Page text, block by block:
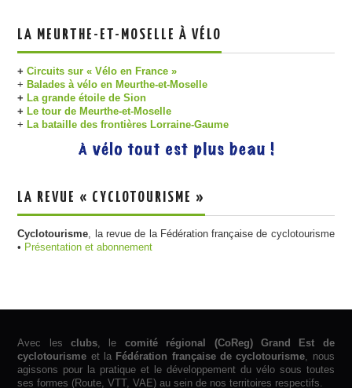
LA MEURTHE-ET-MOSELLE À VÉLO
+Circuits sur « Vélo en France »
+ Balades à vélo en Meurthe-et-Moselle
+ La grande étoile de Sion
+ Le tour de Meurthe-et-Moselle
+ La bataille des frontières Lorraine-Gaume
LA REVUE « CYCLOTOURISME »
Cyclotourisme, la revue de la Fédération française de cyclotourisme
• Présentation et abonnement
Avec lesclubs, le comité régional (CoReg) Grand Est de
cyclotourisme et la Fédération française de cyclotourisme, nous
agissons pour la pratique et le développement du vélo sous toutes
ses formes (Route, VTT, VAE) au sein de nos territoires respectifs.